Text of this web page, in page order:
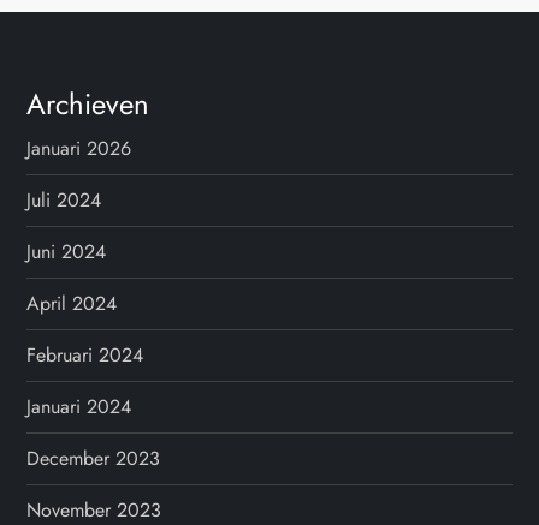
Archieven
Januari 2026
Juli 2024
Juni 2024
April 2024
Februari 2024
Januari 2024
December 2023
November 2023